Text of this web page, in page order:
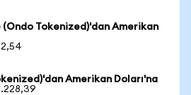
(Ondo Tokenized)'dan Amerikan
Amerikan Doları'na